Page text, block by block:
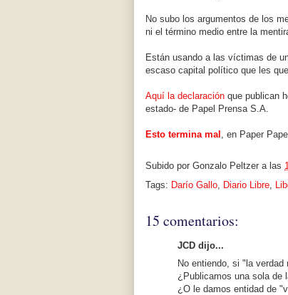
No subo los argumentos de los
ni el término medio entre la
Están usando a las víctimas de
escaso capital político que les
Aquí la declaración que publican
estado- de Papel Prensa S.A.
Esto termina mal , en Paper
Subido por Gonzalo Peltzer a las
Tags: Darío Gallo, Diario Libre,
15 comentarios:
JCD dijo...
No entiendo, si "la
¿Publicamos una sola de
¿O le damos entidad de